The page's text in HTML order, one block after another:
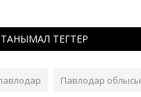
ТАНЫМАЛ ТЕГТЕР
Павлодар облысы